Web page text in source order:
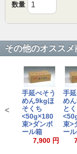
数量
その他のオススメ
手延べそう
めん9kgほ
そくち
<50g×180
束>ダンボ
ール箱
7,900 円
手
め
と
束>
ー
<